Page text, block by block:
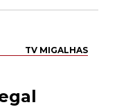
TV MIGALHAS